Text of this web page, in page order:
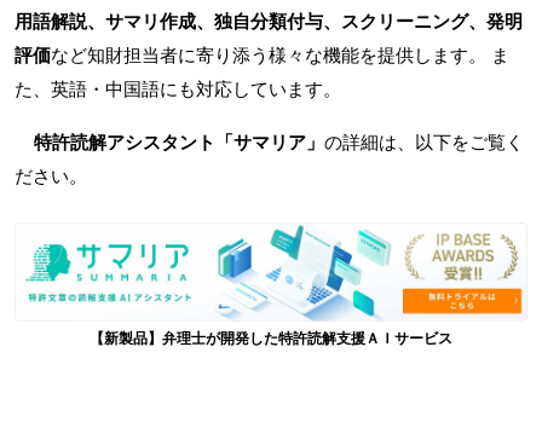
用語解説、サマリ作成、独自分類付与、スクリーニング、発明
評価など知財担当者に寄り添う様々な機能を提供します。 ま
た、英語・中国語にも対応しています。
特許読解アシスタント「サマリア」 の詳細は、以下をご覧く
ださい。
【新製品】弁理士が開発した特許読解支援ＡＩサービス